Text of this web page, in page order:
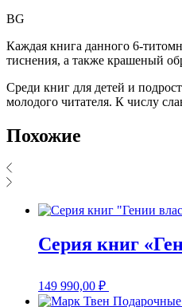
BG
Каждая книга данного 6-
тиснения, а также крашеный
Среди книг для детей и
молодого читателя. К числу
Похожие
Серия книг
149 990,00 ₽